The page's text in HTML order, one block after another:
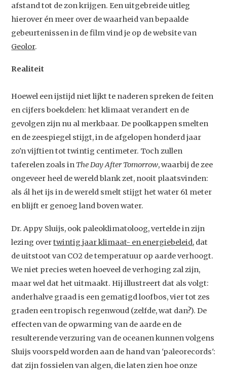
Studium Generale
Home
afstand tot de zon krijgen. Een uitgebreide uitleg
hierover én meer over de waarheid van bepaalde
gebeurtenissen in de film vind je op de website van
Geolor.
Realiteit
Hoewel een ijstijd niet lijkt te naderen spreken de feiten
en cijfers boekdelen: het klimaat verandert en de
gevolgen zijn nu al merkbaar. De poolkappen smelten
en de zeespiegel stijgt, in de afgelopen honderd jaar
zo'n vijftien tot twintig centimeter. Toch zullen
taferelen zoals in The Day After Tomorrow, waarbij de zee
ongeveer heel de wereld blank zet, nooit plaatsvinden:
als ál het ijs in de wereld smelt stijgt het water 61 meter
en blijft er genoeg land boven water.
Dr. Appy Sluijs, ook paleoklimatoloog, vertelde in zijn
lezing overtwintig jaar klimaat- en energiebeleid, dat
de uitstoot van CO2 de temperatuur op aarde verhoogt.
We niet precies weten hoeveel de verhoging zal zijn,
maar wel dat het uitmaakt. Hij illustreert dat als volgt:
anderhalve graad is een gematigd loofbos, vier tot zes
graden een tropisch regenwoud (zelfde, wat dan?). De
effecten van de opwarming van de aarde en de
resulterende verzuring van de oceanen kunnen volgens
Sluijs voorspeld worden aan de hand van 'paleorecords':
dat zijn fossielen van algen, die laten zien hoe onze